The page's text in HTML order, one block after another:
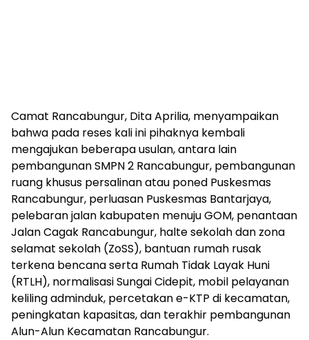
Camat Rancabungur, Dita Aprilia, menyampaikan
bahwa pada reses kali ini pihaknya kembali
mengajukan beberapa usulan, antara lain
pembangunan SMPN 2 Rancabungur, pembangunan
ruang khusus persalinan atau poned Puskesmas
Rancabungur, perluasan Puskesmas Bantarjaya,
pelebaran jalan kabupaten menuju GOM, penantaan
Jalan Cagak Rancabungur, halte sekolah dan zona
selamat sekolah (ZoSS), bantuan rumah rusak
terkena bencana serta Rumah Tidak Layak Huni
(RTLH), normalisasi Sungai Cidepit, mobil pelayanan
keliling adminduk, percetakan e-KTP di kecamatan,
peningkatan kapasitas, dan terakhir pembangunan
Alun-Alun Kecamatan Rancabungur.